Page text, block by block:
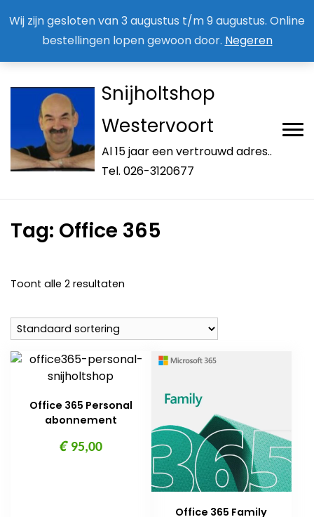
Wij zijn gesloten van 3 augustus t/m 9 augustus. Online
bestellingen lopen gewoon door. Negeren
Snijholtshop
Westervoort
Al 15 jaar een vertrouwd adres..
Tel. 026-3120677
Tag: Office 365
Toont alle 2 resultaten
Office 365 Personal
abonnement
€95,00
Office 365 Family